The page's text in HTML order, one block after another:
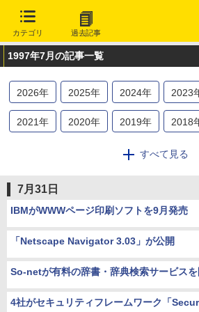
カテゴリ 過去記事
1997年7月の記事一覧
2026年 2025年 2024年 2023
2021年 2020年 2019年 2018
2014年 2013
2006年 2005年 2004年 2003
2001年 2000年 1999 年 1998
1996年 1995年
すべて見る
7月31日
IBMがWWWページ印刷ソフトを9月発売
「Netscape Navigator 3.03」が公開
So-netが有料の辞書・辞典検索サービス
4社がセキュリティフレームワーク「